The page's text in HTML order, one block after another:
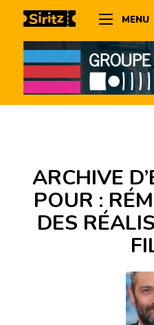
MENU
ARCHIVE
POUR :
DES